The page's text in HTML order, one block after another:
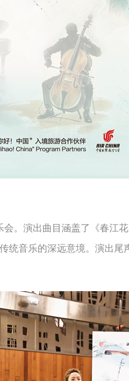
演出曲目涵盖了《春江
音乐的深远意境。演出尾